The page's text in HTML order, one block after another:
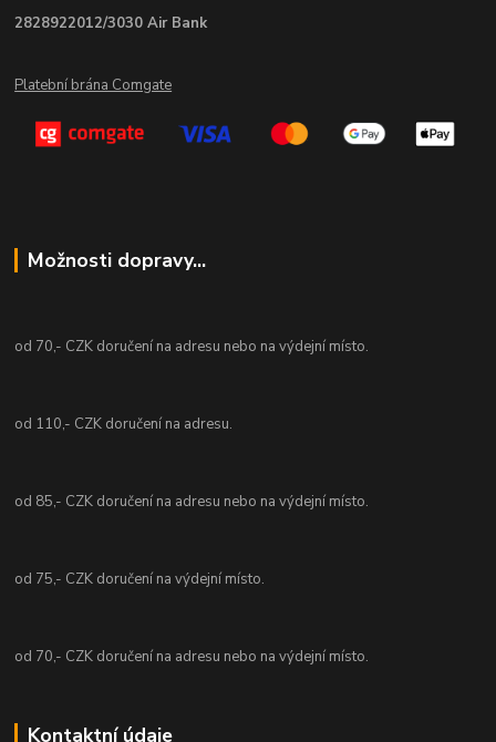
2828922012/3030 Air Bank
Platební brána Comgate
Možnosti dopravy...
od 70,- CZK doručení na adresu nebo na výdejní místo.
od 110,- CZK doručení na adresu.
od 85,- CZK doručení na adresu nebo na výdejní místo.
od 75,- CZK doručení na výdejní místo.
od 70,- CZK doručení na adresu nebo na výdejní místo.
Kontaktní údaje